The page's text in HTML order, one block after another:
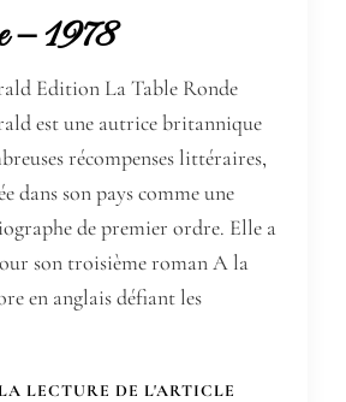
– 1978
Edition La Table Ronde
est une autrice britannique
récompenses littéraires,
dans son pays comme une
de premier ordre. Elle a
son troisième roman A la
en anglais défiant les
LECTURE DE L'ARTICLE